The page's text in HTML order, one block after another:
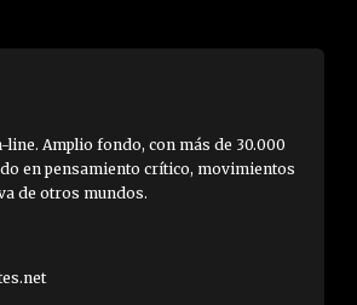
line. Amplio fondo, con más de 30.000
en pensamiento crítico, movimientos
de otros mundos.